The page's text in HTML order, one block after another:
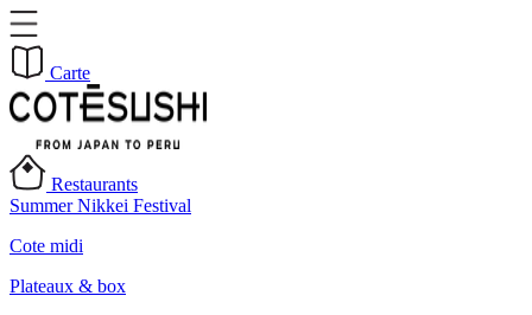
Carte
Restaurants
Summer Nikkei Festival
Cote midi
Plateaux & box